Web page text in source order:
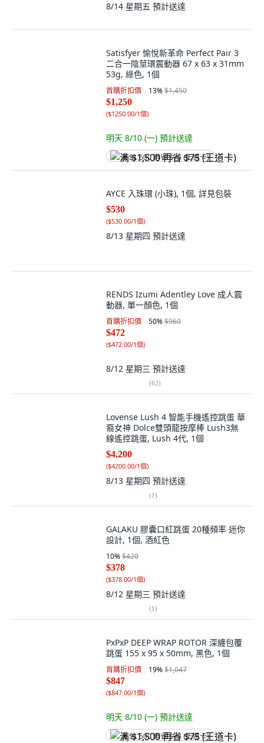
8/14 星期五 預計送達
Satisfyer 愉悅新革命 Perfect Pair 3
二合一陰莖環震動器 67 x 63 x 31mm
53g, 綠色, 1個
首購折扣價 13%$1,450
$1,250
($1250.00/1個)
明天 8/10 (一) 預計送達
满 $1,500 再省 $75 (王道卡)
AYCE 入珠環 (小珠), 1個, 詳見包裝
$530
($530.00/1個)
8/13 星期四 預計送達
RENDS Izumi Adentley Love 成人震
動器, 單一顏色, 1個
首購折扣價 50%$960
$472
($472.00/1個)
8/12 星期三 預計送達
(62)
Lovense Lush 4 智能手機遙控跳蛋 華
裔女神 Dolce雙頭龍按摩棒 Lush3無
線遙控跳蛋, Lush 4代, 1個
$4,200
($4200.00/1個)
8/13 星期四 預計送達
(1)
GALAKU 膠囊口紅跳蛋 20種頻率 迷你
設計, 1個, 酒紅色
10%$420
$378
($378.00/1個)
8/12 星期三 預計送達
(1)
PxPxP DEEP WRAP ROTOR 深纏包覆
跳蛋 155 x 95 x 50mm, 黑色, 1個
首購折扣價 19%$1,047
$847
($847.00/1個)
明天 8/10 (一) 預計送達
满 $1,500 再省 $75 (王道卡)